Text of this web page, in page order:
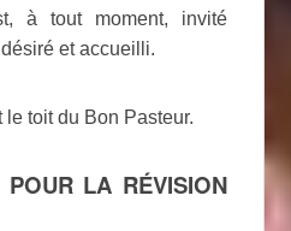
à tout moment, invité
et accueilli.
le toit du Bon Pasteur.
POUR LA RÉVISION